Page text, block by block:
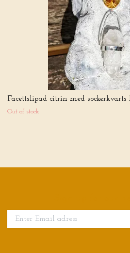
Facettslipad citrin med sockerkvarts
Out of stock